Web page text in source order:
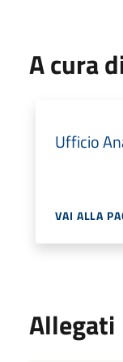
A cura
Ufficio
VAI ALLA
Allegati